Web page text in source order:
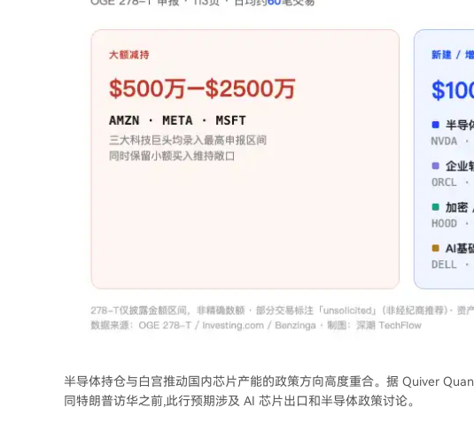
半导体持仓与白宫推动国内芯片产能的政策方向高度重合。据 Quiver
同特朗普访华之前,此行预期涉及 AI 芯片出口和半导体政策讨论。